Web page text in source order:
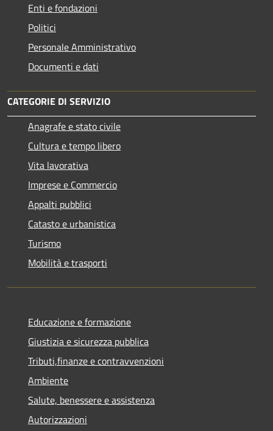
Enti e fondazioni
Politici
Personale Amministrativo
Documenti e dati
CATEGORIE DI SERVIZIO
Anagrafe e stato civile
Cultura e tempo libero
Vita lavorativa
Imprese e Commercio
Appalti pubblici
Catasto e urbanistica
Turismo
Mobilità e trasporti
Educazione e formazione
Giustizia e sicurezza pubblica
Tributi,finanze e contravvenzioni
Ambiente
Salute, benessere e assistenza
Autorizzazioni